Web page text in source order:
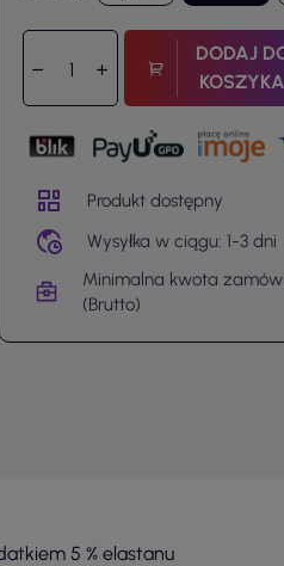
DODAJ
KOSZYKA
Produkt dostępny
Wysyłka w ciągu: 1-3 dni
Minimalna kwota
(Brutto)
5 % elastanu